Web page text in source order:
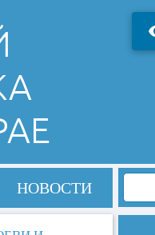
НОВОСТИ